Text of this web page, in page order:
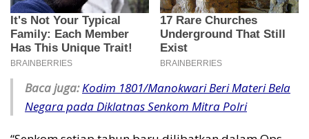
Baca juga:Kodim 1801/Manokwari Beri Materi Bela
Negara pada Diklatnas Senkom Mitra Polri